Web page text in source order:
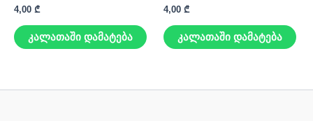
4,00 ₾
კალათაში დამატება
4,00 ₾
კალათაში დამატება